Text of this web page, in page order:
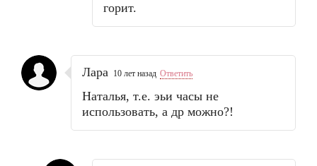
горит.
Лара 10 лет назад Ответить
Наталья, т.е. эьи часы не
использовать, а др можно?!